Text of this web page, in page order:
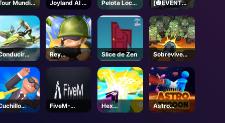
Mundial
Tiro con
Joyland AI -
Juegos
Online
Pelota Loca
3D
[🎃EVENTO]
Fútbol del
Universo de
la NFL -
Roblox
Rey
Soldados 2
Slice de Zen
Sobrevivenc
ia Zombie
FiveM-
Steam
Hex
explosión
Astro
Tycoon